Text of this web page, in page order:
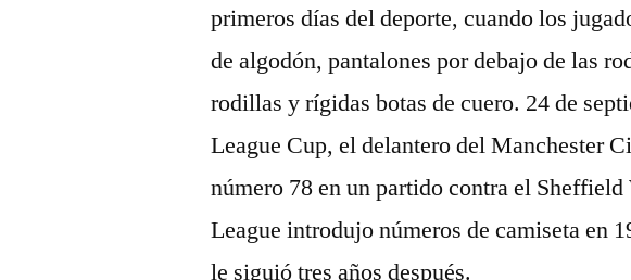
primeros días del deporte, cuando los
de algodón, pantalones por debajo de las
rodillas y rígidas botas de cuero. 24 de
League Cup, el delantero del Manchester
número 78 en un partido contra el
League introdujo números de camiseta en
le siguió tres años después.